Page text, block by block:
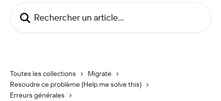
Toutes les collections
Migrate
Resoudre ce problème (Help me solve this)
Erreurs générales